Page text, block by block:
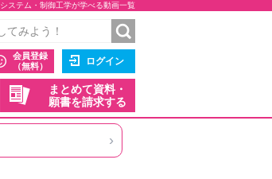
システム・制御工学が学べる動画一覧
会員登録
（無料）
ログイン
まとめて資料・
願書を請求する
›